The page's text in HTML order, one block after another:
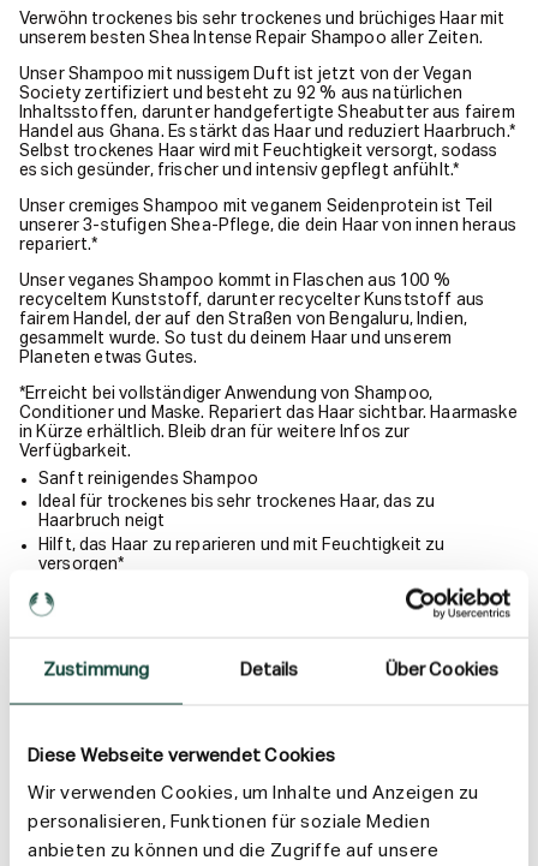
Zustimmung Details Über Cookies
Diese Webseite verwendet Cookies
Wir verwenden Cookies, um Inhalte und Anzeigen zu
personalisieren, Funktionen für soziale Medien
anbieten zu können und die Zugriffe auf unsere
Verwöhn trockenes bis sehr trockenes und brüchiges Haar mit
unserem besten Shea Intense Repair Shampoo aller Zeiten.
Unser Shampoo mit nussigem Duft ist jetzt von der Vegan
Society zertifiziert und besteht zu 92 % aus natürlichen
Inhaltsstoffen, darunter handgefertigte Sheabutter aus fairem
Handel aus Ghana. Es stärkt das Haar und reduziert Haarbruch.*
Selbst trockenes Haar wird mit Feuchtigkeit versorgt, sodass
es sich gesünder, frischer und intensiv gepflegt anfühlt.*
Unser cremiges Shampoo mit veganem Seidenprotein ist Teil
unserer 3-stufigen Shea-Pflege, die dein Haar von innen heraus
repariert.*
Unser veganes Shampoo kommt in Flaschen aus 100 %
recyceltem Kunststoff, darunter recycelter Kunststoff aus
fairem Handel, der auf den Straßen von Bengaluru, Indien,
gesammelt wurde. So tust du deinem Haar und unserem
Planeten etwas Gutes.
*Erreicht bei vollständiger Anwendung von Shampoo,
Conditioner und Maske. Repariert das Haar sichtbar. Haarmaske
in Kürze erhältlich. Bleib dran für weitere Infos zur
Verfügbarkeit.
Sanft reinigendes Shampoo
Ideal für trockenes bis sehr trockenes Haar, das zu
Haarbruch neigt
Hilft, das Haar zu reparieren und mit Feuchtigkeit zu
versorgen*
Hilft, das Haar zu stärken und Haarbruch zu reduzieren*
Lässt das Haar gesünder aussehen und sich gesünder
Von der Vegan Society zertifiziert
Anwendung
Inhaltsstoffe